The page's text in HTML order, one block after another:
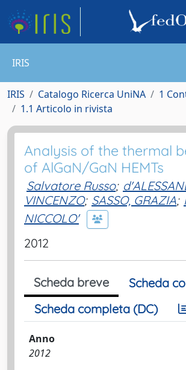
IRIS
IRIS Catalogo Ricerca UniNA
1
1.1 Articolo in rivista
Analysis of the thermal
of AlGaN/GaN HEMTs
Salvatore Russo;
VINCENZO; SASSO, GRAZIA;
NICCOLO'
2012
Scheda breve
Scheda
Scheda completa (DC)
Anno
2012